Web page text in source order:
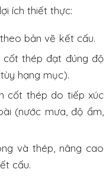
ích thiết thực:
bản vẽ kết cấu.
thép đạt đúng độ
hạng mục).
cốt thép do tiếp xúc
(nước mưa, độ ẩm,
và thép, nâng cao
cấu.